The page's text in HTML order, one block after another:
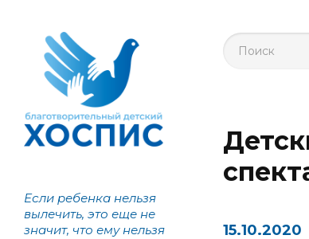
Если ребенка нельзя
вылечить, это еще не
значит, что ему нельзя
15.10.2020